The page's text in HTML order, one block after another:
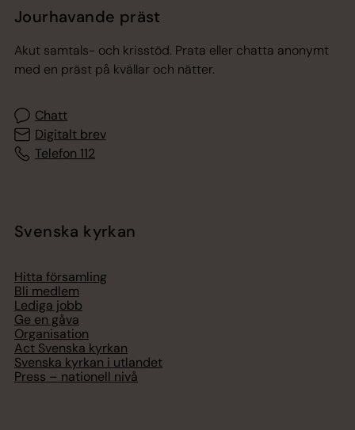
Jourhavande präst
Akut samtals- och krisstöd. Prata eller chatta anonymt
med en präst på kvällar och nätter.
Chatt
Digitalt brev
Telefon 112
Svenska kyrkan
Hitta församling
Bli medlem
Lediga jobb
Ge en gåva
Organisation
Act Svenska kyrkan
Svenska kyrkan i utlandet
Press – nationell nivå